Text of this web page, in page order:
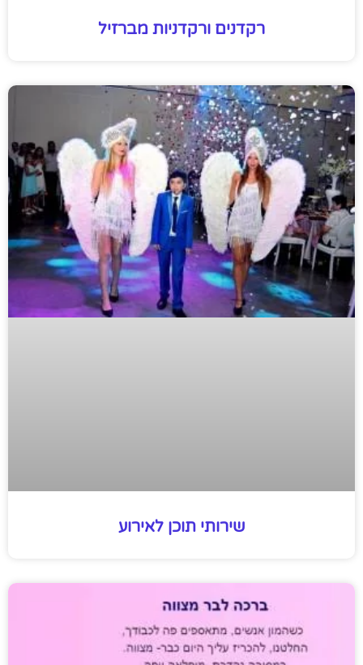
רקדנים ורקדניות מברזיל
שירותי תוכן לאירוע